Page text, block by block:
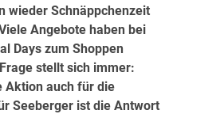
wieder Schnäppchenzeit
Angebote haben bei
Days zum Shoppen
stellt sich immer:
Aktion auch für die
Seeberger ist die Antwort